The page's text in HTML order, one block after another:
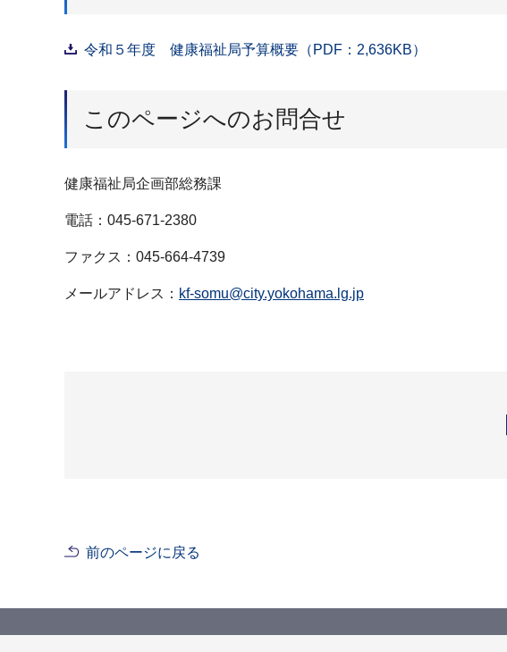
令和５年度 健康福祉局予算概要（PDF：2,636KB）
このページへのお問合せ
健康福祉局企画部総務課
電話：045-671-2380
ファクス：045-664-4739
メールアドレス： kf-somu@city.yokohama.lg.jp
前のページに戻る